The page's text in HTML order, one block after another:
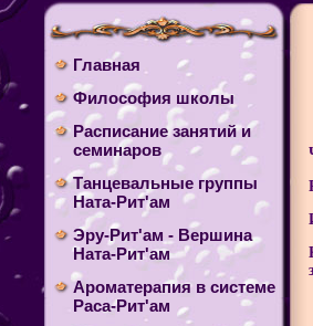
Главная
Философия школы
Расписание занятий и
семинаров
Танцевальные группы
Ната-Рит'ам
Эру-Рит'ам - Вершина
Ната-Рит'ам
Ароматерапия в системе
Раса-Рит'ам